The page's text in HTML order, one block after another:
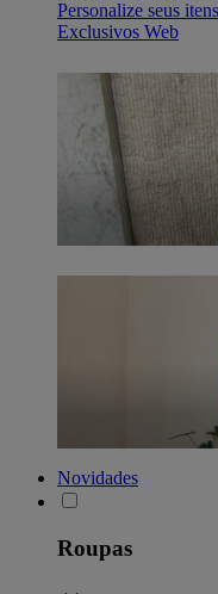
Personalize seus
Exclusivos Web
Novidades
Roupas